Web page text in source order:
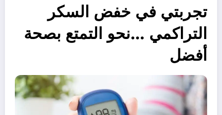
تجربتي في خفض السكر
التراكمي …نحو التمتع بصحة
أفضل